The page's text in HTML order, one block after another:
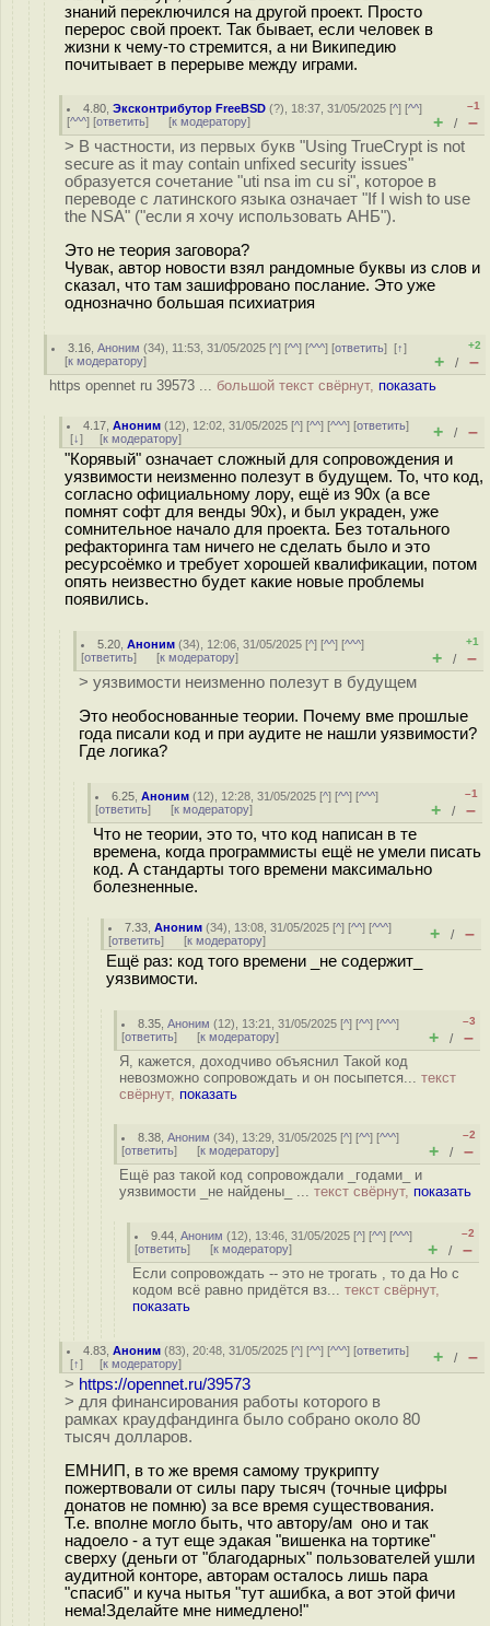
знаний переключился на другой проект. Просто
перерос свой проект. Так бывает, если человек в
жизни к чему-то стремится, а ни Википедию
почитывает в перерыве между играми.
4.80 ,Эксконтрибутор FreeBSD (?), 18:37, 31/05/2025 [^] [^^]
[^^^] [ответить] [к модератору]
–1
+ / –
> В частности, из первых букв "Using TrueCrypt is not
secure as it may contain unfixed security issues"
образуется сочетание "uti nsa im cu si", которое в
переводе с латинского языка означает "If I wish to use
the NSA" ("если я хочу использовать АНБ").
Это не теория заговора?
Чувак, автор новости взял рандомные буквы из слов и
сказал, что там зашифровано послание. Это уже
однозначно большая психиатрия
3.16 ,Аноним (34), 11:53, 31/05/2025 [^] [^^] [^^^] [ответить][↑]
[к модератору]
+2
+ / –
https opennet ru 39573 ... большой текст свёрнут, показать
4.17 ,Аноним (12), 12:02, 31/05/2025 [^] [^^] [^^^] [ответить]
[↓] [к модератору] + / –
"Корявый" означает сложный для сопровождения и
уязвимости неизменно полезут в будущем. То, что код,
согласно официальному лору, ещё из 90х (а все
помнят софт для венды 90х), и был украден, уже
сомнительное начало для проекта. Без тотального
рефакторинга там ничего не сделать было и это
ресурсоёмко и требует хорошей квалификации, потом
опять неизвестно будет какие новые проблемы
появились.
5.20 ,Аноним (34), 12:06, 31/05/2025 [^] [^^] [^^^]
[ответить] [к модератору]
+1
+ / –
> уязвимости неизменно полезут в будущем
Это необоснованные теории. Почему вме прошлые
года писали код и при аудите не нашли уязвимости?
Где логика?
6.25 ,Аноним (12), 12:28, 31/05/2025 [^] [^^] [^^^]
[ответить] [к модератору]
–1
+ / –
Что не теории, это то, что код написан в те
времена, когда программисты ещё не умели писать
код. А стандарты того времени максимально
болезненные.
7.33 ,Аноним (34), 13:08, 31/05/2025 [^] [^^] [^^^]
[ответить] [к модератору] + / –
Ещё раз: код того времени _не содержит_
уязвимости.
8.35 ,Аноним (12), 13:21, 31/05/2025 [^] [^^] [^^^]
[ответить] [к модератору]
–3
+ / –
Я, кажется, доходчиво объяснил Такой код
невозможно сопровождать и он посыпется... текст
свёрнут, показать
8.38 ,Аноним (34), 13:29, 31/05/2025 [^] [^^] [^^^]
[ответить] [к модератору]
–2
+ / –
Ещё раз такой код сопровождали _годами_ и
уязвимости _не найдены_ ... текст свёрнут, показать
9.44 ,Аноним (12), 13:46, 31/05/2025 [^] [^^] [^^^]
[ответить] [к модератору]
–2
+ / –
Если сопровождать -- это не трогать , то да Но с
кодом всё равно придётся вз... текст свёрнут,
показать
4.83 ,Аноним (83), 20:48, 31/05/2025 [^] [^^] [^^^] [ответить]
[↑] [к модератору] + / –
> https://opennet.ru/39573
> для финансирования работы которого в
рамках краудфандинга было собрано около 80
тысяч долларов.
ЕМНИП, в то же время самому трукрипту
пожертвовали от силы пару тысяч (точные цифры
донатов не помню) за все время существования.
Т.е. вполне могло быть, что автору/ам оно и так
надоело - а тут еще эдакая "вишенка на тортике"
сверху (деньги от "благодарных" пользователей ушли
аудитной конторе, авторам осталось лишь пара
"спасиб" и куча нытья "тут ашибка, а вот этой фичи
нема!Зделайте мне нимедлено!"